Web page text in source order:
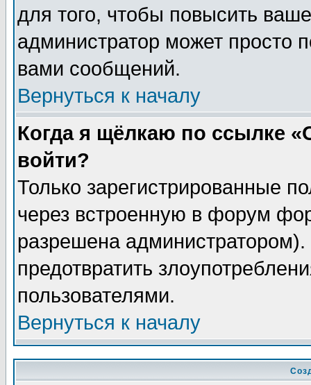
для того, чтобы повысить
администратор может просто
вами сообщений.
Вернуться к началу
Когда я щёлкаю по ссылке
войти?
Только зарегистрированные
через встроенную в форум
разрешена
предотвратить
пользователями.
Вернуться к началу